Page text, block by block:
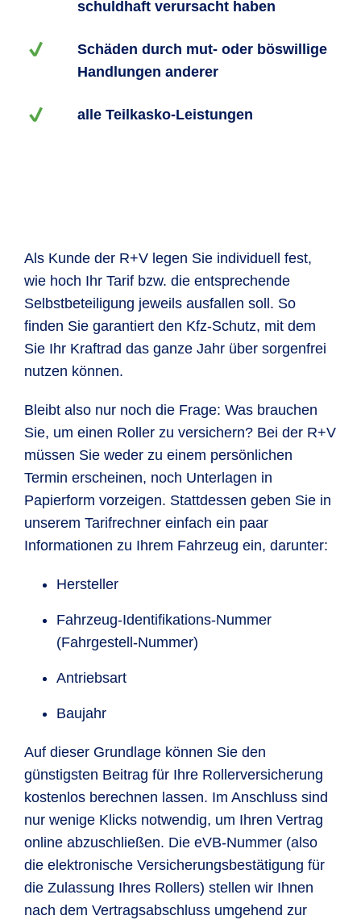
schuldhaft verursacht haben
Schäden durch mut- oder böswillige
Handlungen anderer
alle Teilkasko-Leistungen
Als Kunde der R+V legen Sie individuell fest,
wie hoch Ihr Tarif bzw. die entsprechende
Selbstbeteiligung jeweils ausfallen soll. So
finden Sie garantiert den Kfz-Schutz, mit dem
Sie Ihr Kraftrad das ganze Jahr über sorgenfrei
nutzen können.
Bleibt also nur noch die Frage: Was brauchen
Sie, um einen Roller zu versichern? Bei der R+V
müssen Sie weder zu einem persönlichen
Termin erscheinen, noch Unterlagen in
Papierform vorzeigen. Stattdessen geben Sie in
unserem Tarifrechner einfach ein paar
Informationen zu Ihrem Fahrzeug ein, darunter:
Hersteller
Fahrzeug-Identifikations-Nummer
(Fahrgestell-Nummer)
Antriebsart
Baujahr
Auf dieser Grundlage können Sie den
günstigsten Beitrag für Ihre Rollerversicherung
kostenlos berechnen lassen. Im Anschluss sind
nur wenige Klicks notwendig, um Ihren Vertrag
online abzuschließen. Die eVB-Nummer (also
die elektronische Versicherungsbestätigung für
die Zulassung Ihres Rollers) stellen wir Ihnen
nach dem Vertragsabschluss umgehend zur